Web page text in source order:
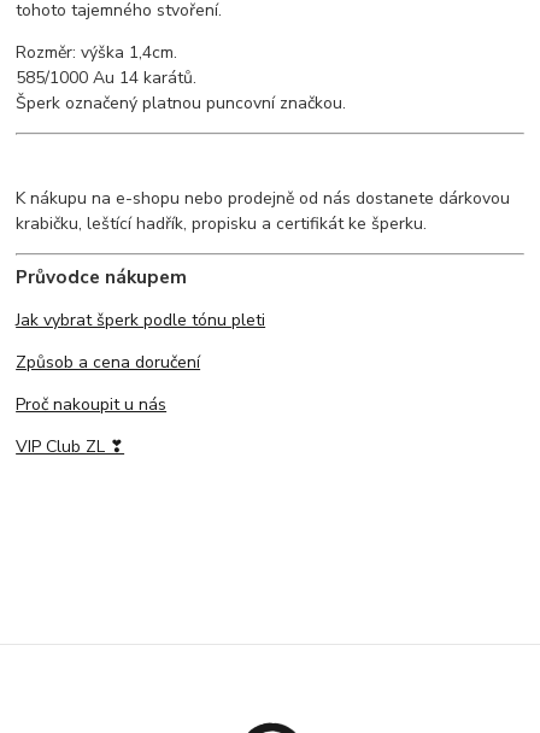
tohoto tajemného stvoření.
Rozměr: výška 1,4cm.
585/1000 Au 14 karátů.
Šperk označený platnou puncovní značkou.
K nákupu na e-shopu nebo prodejně od nás dostanete dárkovou
krabičku, leštící hadřík, propisku a certifikát ke šperku.
Průvodce nákupem
Jak vybrat šperk podle tónu pleti
Způsob a cena doručení
Proč nakoupit u nás
VIP Club ZL ❣